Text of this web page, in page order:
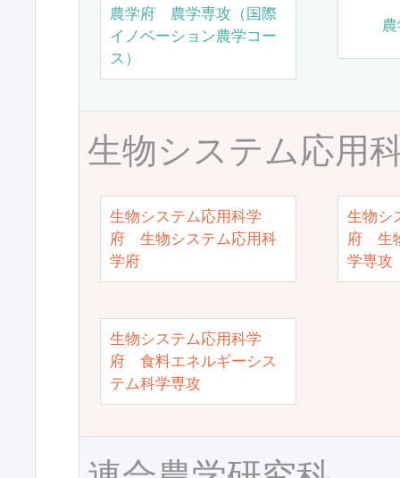
農学府 農学専攻（国際
イノベーション農学コー
ス）
生物システム応用
生物システム応用科学
府 生物システム応用科
学府
生物シ
府 生
学専攻
生物システム応用科学
府 食料エネルギーシス
テム科学専攻